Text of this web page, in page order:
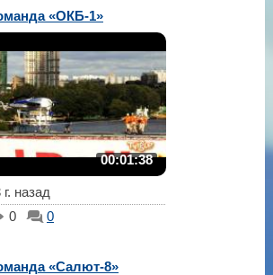
«ОКБ-1»
00:01:38
г. назад
0
0
«Салют-8»